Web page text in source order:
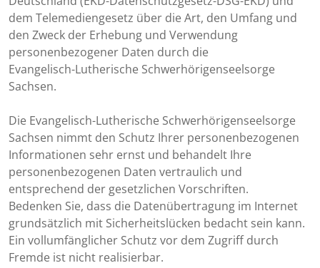
dem Telemediengesetz über die Art, den Umfang und
den Zweck der Erhebung und Verwendung
personenbezogener Daten durch die
Evangelisch-Lutherische Schwerhörigenseelsorge
Sachsen.
Die Evangelisch-Lutherische Schwerhörigenseelsorge
Sachsen nimmt den Schutz Ihrer personenbezogenen
Informationen sehr ernst und behandelt Ihre
personenbezogenen Daten vertraulich und
entsprechend der gesetzlichen Vorschriften.
Bedenken Sie, dass die Datenübertragung im Internet
grundsätzlich mit Sicherheitslücken bedacht sein kann.
Ein vollumfänglicher Schutz vor dem Zugriff durch
Fremde ist nicht realisierbar.